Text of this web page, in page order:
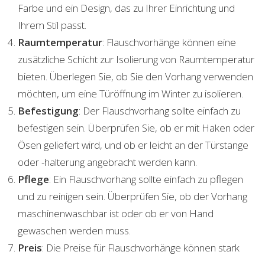
Farbe und ein Design, das zu Ihrer Einrichtung und
Ihrem Stil passt.
Raumtemperatur: Flauschvorhänge können eine
zusätzliche Schicht zur Isolierung von Raumtemperatur
bieten. Überlegen Sie, ob Sie den Vorhang verwenden
möchten, um eine Türöffnung im Winter zu isolieren.
Befestigung: Der Flauschvorhang sollte einfach zu
befestigen sein. Überprüfen Sie, ob er mit Haken oder
Ösen geliefert wird, und ob er leicht an der Türstange
oder -halterung angebracht werden kann.
Pflege: Ein Flauschvorhang sollte einfach zu pflegen
und zu reinigen sein. Überprüfen Sie, ob der Vorhang
maschinenwaschbar ist oder ob er von Hand
gewaschen werden muss.
Preis: Die Preise für Flauschvorhänge können stark